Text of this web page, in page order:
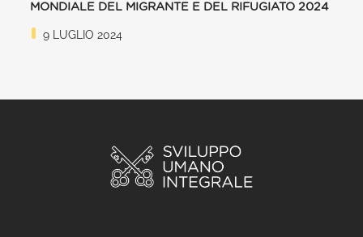
MONDIALE DEL MIGRANTE E DEL RIFUGIATO 2024
9 LUGLIO 2024